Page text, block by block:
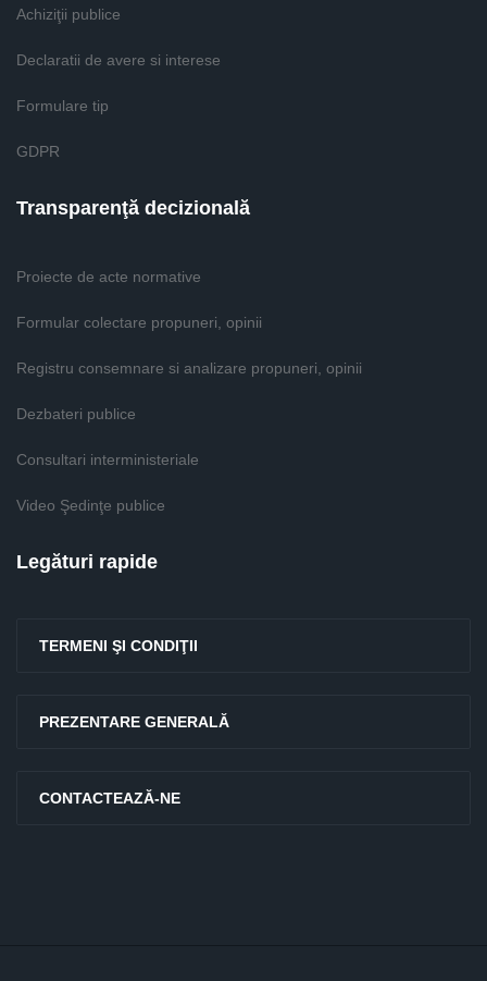
Achiziţii publice
Declaratii de avere si interese
Formulare tip
GDPR
Transparenţă decizională
Proiecte de acte normative
Formular colectare propuneri, opinii
Registru consemnare si analizare propuneri, opinii
Dezbateri publice
Consultari interministeriale
Video Şedinţe publice
Legături rapide
TERMENI ŞI CONDIŢII
PREZENTARE GENERALĂ
CONTACTEAZĂ-NE